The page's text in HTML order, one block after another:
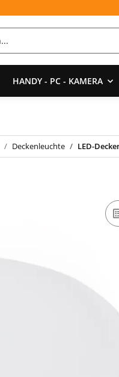
HANDY - PC - KAMERA
Deckenleuchte LED-